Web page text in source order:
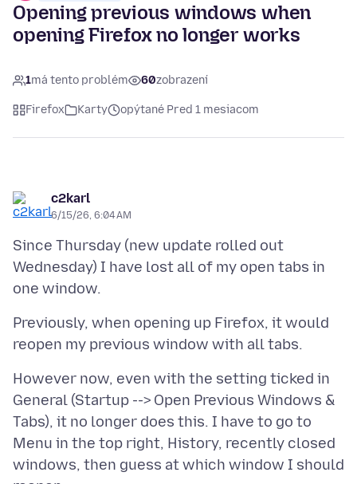
Opening previous windows when
opening Firefox no longer works
1má tento problém 60zobrazení
Firefox Karty opýtané Pred 1 mesiacom
c2karl
6/15/26, 6:04 AM
Since Thursday (new update rolled out
Wednesday) I have lost all of my open tabs in
Previously, when opening up Firefox, it would
However now, even with the setting ticked in
General (Startup --> Open Previous Windows &
Tabs), it no longer does this. I have to go to
Menu in the top right, History, recently closed
windows, then guess at which window I should